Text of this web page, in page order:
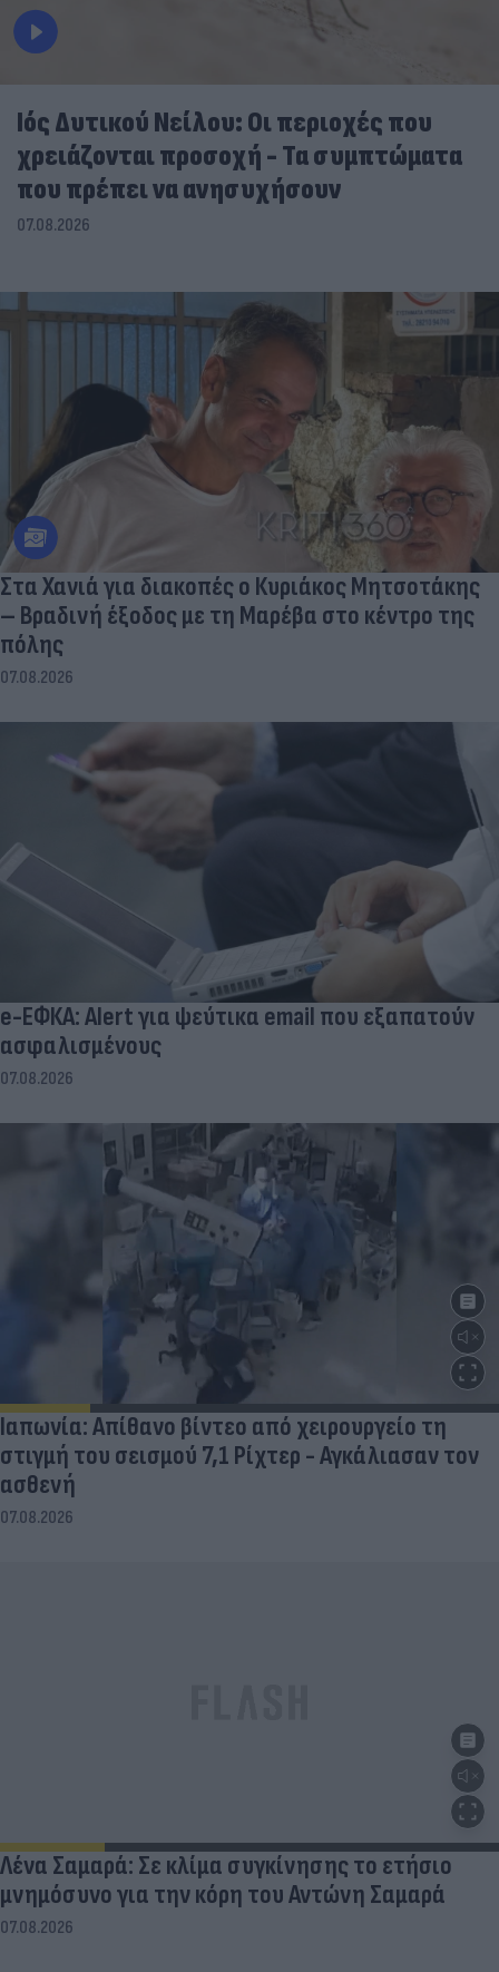
Ιός Δυτικού Νείλου: Οι περιοχές που
χρειάζονται προσοχή - Τα συμπτώματα
που πρέπει να ανησυχήσουν
07.08.2026
Στα Χανιά για διακοπές ο Κυριάκος Μητσοτάκης
– Βραδινή έξοδος με τη Μαρέβα στο κέντρο της
πόλης
07.08.2026
e-ΕΦΚΑ: Alert για ψεύτικα email που εξαπατούν
ασφαλισμένους
07.08.2026
Ιαπωνία: Απίθανο βίντεο από χειρουργείο τη
στιγμή του σεισμού 7,1 Ρίχτερ - Αγκάλιασαν τον
ασθενή
07.08.2026
Λένα Σαμαρά: Σε κλίμα συγκίνησης το ετήσιο
μνημόσυνο για την κόρη του Αντώνη Σαμαρά
07.08.2026